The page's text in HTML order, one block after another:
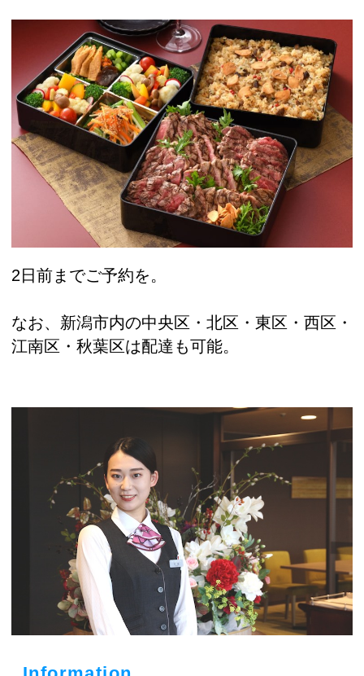
2日前までご予約を。
なお、新潟市内の中央区・北区・東区・西区・
江南区・秋葉区は配達も可能。